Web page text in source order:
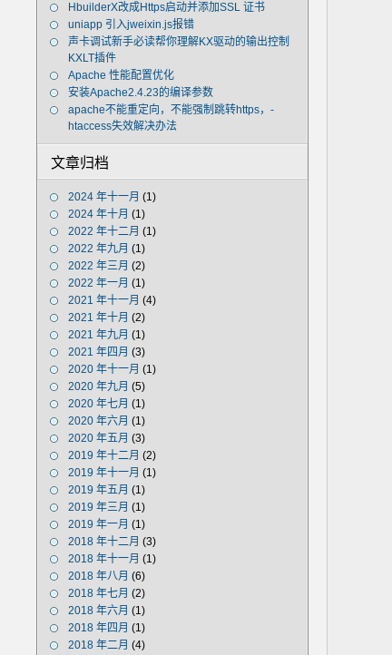
HbuilderX改成Https启动并添加SSL 证书
uniapp 引入jweixin.js报错
声卡调试新手必读帮你理解KX驱动的输出控制
KXLT插件
Apache 性能配置优化
安装Apache2.4.23的编译参数
apache不能重定向，不能强制跳转https，-
htaccess失效解决办法
文章归档
2024 年十一月 (1)
2024 年十月 (1)
2022 年十二月 (1)
2022 年九月 (1)
2022 年三月 (2)
2022 年一月 (1)
2021 年十一月 (4)
2021 年十月 (2)
2021 年九月 (1)
2021 年四月 (3)
2020 年十一月 (1)
2020 年九月 (5)
2020 年七月 (1)
2020 年六月 (1)
2020 年五月 (3)
2019 年十二月 (2)
2019 年十一月 (1)
2019 年五月 (1)
2019 年三月 (1)
2019 年一月 (1)
2018 年十二月 (3)
2018 年十一月 (1)
2018 年八月 (6)
2018 年七月 (2)
2018 年六月 (1)
2018 年四月 (1)
2018 年二月 (4)